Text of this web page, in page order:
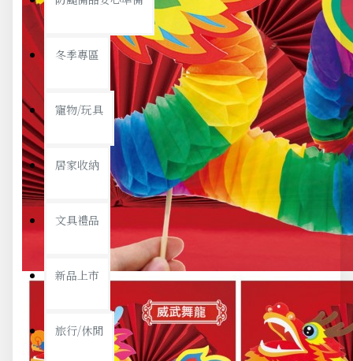
冬季專區
寵物/玩具
居家收納
文具禮品
新品上市
旅行/休閒